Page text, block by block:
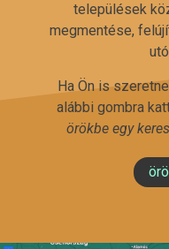
települések
megmentése,
Ha Ön is
alábbi gombra
örökbe egy